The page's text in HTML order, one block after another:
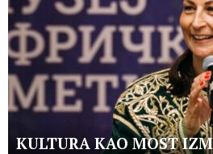
KULTURA KAO MOST